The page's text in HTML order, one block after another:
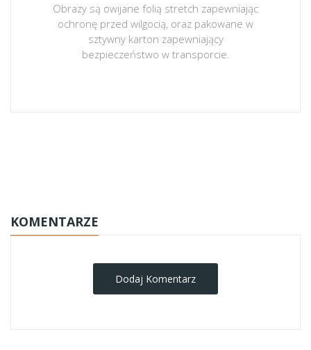
Obrazy są owijane folią stretch zapewniając
ochronę przed wilgocią, oraz pakowane w
sztywny karton zapewniający
bezpieczeństwo w transporcie.
KOMENTARZE
Dodaj Komentarz